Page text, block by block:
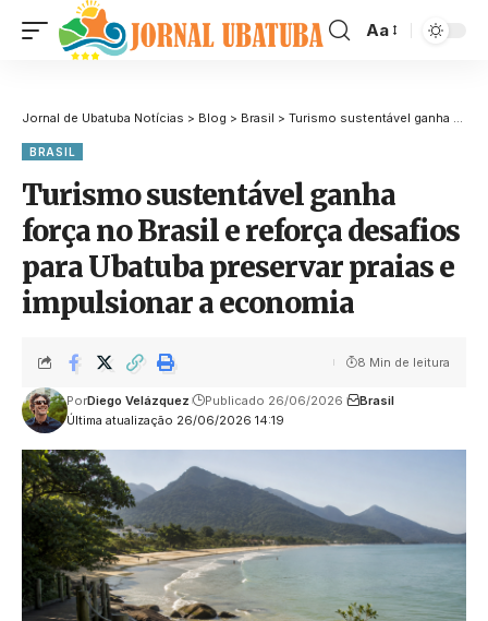
Aa
Jornal de Ubatuba Notícias > Blog > Brasil > Turismo sustentável ganha força no Brasil e reforça desafios para Ubatuba preservar praias e impulsionar a economia
BRASIL
Turismo sustentável ganha
força no Brasil e reforça desafios
para Ubatuba preservar praias e
impulsionar a economia
Última atualização 26/06/2026 14:19
PorDiego Velázquez Publicado 26/06/2026 Brasil
8 Min de leitura